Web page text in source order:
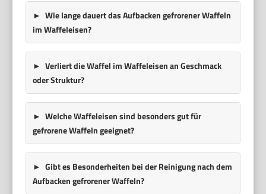
Wie lange dauert das Aufbacken gefrorener Waffeln
im Waffeleisen?
Verliert die Waffel im Waffeleisen an Geschmack
oder Struktur?
Welche Waffeleisen sind besonders gut für
gefrorene Waffeln geeignet?
Gibt es Besonderheiten bei der Reinigung nach dem
Aufbacken gefrorener Waffeln?